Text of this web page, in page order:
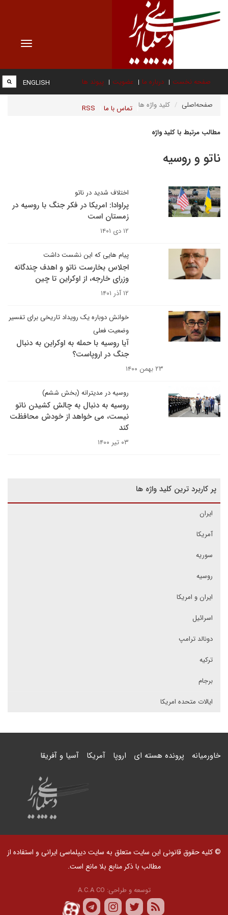
Toggle
صفحه نخست درباره ما عضویت پیوند ها
تماس با ما RSS
ENGLISH
صفحه‌اصلی کلید واژه ها
مطالب مرتبط با کلید واژه
ناتو و روسیه
اختلاف شدید در ناتو
پراوادا: امریکا در فکر جنگ با روسیه در
زمستان است
۱۲ دی ۱۴۰۱
پیام هایی که این نشست داشت
اجلاس بخارست ناتو و اهدف چندگانه
وزرای خارجه، از اوکراین تا چین
۱۲ آذر ۱۴۰۱
خوانش دوباره یک رویداد تاریخی برای تفسیر
وضعیت فعلی
آیا روسیه با حمله به اوکراین به دنبال
جنگ در اروپاست؟
۲۳ بهمن ۱۴۰۰
روسیه در مدیترانه (بخش ششم)
روسیه به دنبال به چالش کشیدن ناتو
نیست، می خواهد از خودش محافظت
کند
۰۳ تیر ۱۴۰۰
پر کاربرد ترین کلید واژه ها
ایران
آمریکا
سوریه
روسیه
ایران و امریکا
اسرائیل
دونالد ترامپ
ترکیه
برجام
ایالات متحده امریکا
خاورمیانه پرونده هسته ای اروپا آمریکا آسیا و آفریقا
© کلیه حقوق قانونی این سایت متعلق به سایت دیپلماسی ایرانی و استفاده از
مطالب با ذکر منابع بلا مانع است.
توسعه و طراحی: A.C.A CO